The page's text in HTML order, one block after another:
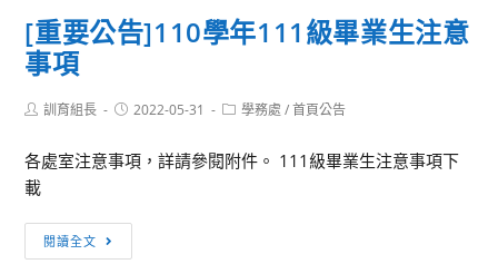
衛
食
藥
管
[重要公告]110學年111級畢業生注意
事項
Post訓育組長
Post2022-05-31
Post學務處 / 首頁公告
各處室注意事項，詳請參閱附件。 111級畢業生注意事項下
載
閱讀全文
要